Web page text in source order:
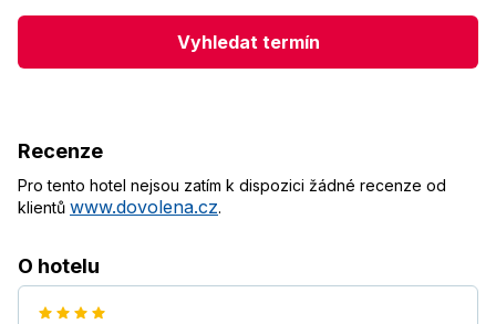
Vyhledat termín
Recenze
Pro tento hotel nejsou zatím k dispozici žádné recenze od
klientů www.dovolena.cz.
O hotelu